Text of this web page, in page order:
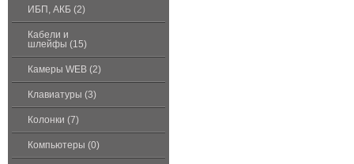
ИБП, АКБ (2)
Кабели и
шлейфы (15)
Камеры WEB (2)
Клавиатуры (3)
Колонки (7)
Компьютеры (0)